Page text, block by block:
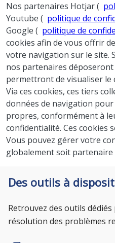
Nos partenaires Hotjar (
Youtube ( politique de
Google ( politique de
cookies afin de vous offrir
votre navigation sur le site.
nos partenaires déposeront
permettront de visualiser
Via ces cookies, ces tiers
données de navigation
propres, conformément à
confidentialité. Ces cookies
Vous pouvez gérer votre
globalement soit
Des outils à
Retrouvez des outils
résolution des problèmes